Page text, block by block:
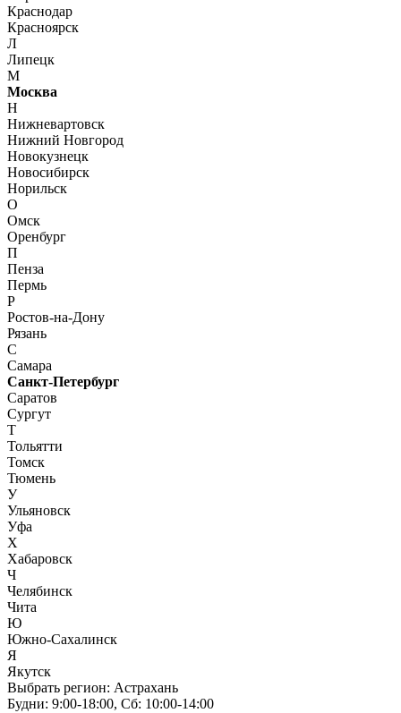
Краснодар
Красноярск
Л
Липецк
М
Москва
Н
Нижневартовск
Нижний Новгород
Новокузнецк
Новосибирск
Норильск
О
Омск
Оренбург
П
Пенза
Пермь
Р
Ростов-на-Дону
Рязань
С
Самара
Санкт-Петербург
Саратов
Сургут
Т
Тольятти
Томск
Тюмень
У
Ульяновск
Уфа
Х
Хабаровск
Ч
Челябинск
Чита
Ю
Южно-Сахалинск
Я
Якутск
Выбрать регион: Астрахань
Будни: 9:00‑18:00, Сб: 10:00‑14:00